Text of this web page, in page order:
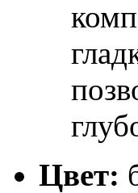
Цвет: